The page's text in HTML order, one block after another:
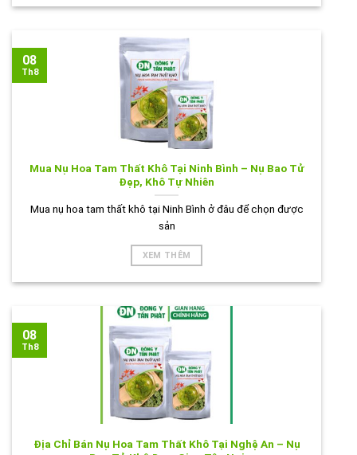
Mua Nụ Hoa Tam Thất Khô Tại Ninh Bình – Nụ Bao Tử
Đẹp, Khô Tự Nhiên
Mua nụ hoa tam thất khô tại Ninh Bình ở đâu để chọn được
sản
XEM THÊM
08
Th8
Địa Chỉ Bán Nụ Hoa Tam Thất Khô Tại Nghệ An – Nụ
08
Th8